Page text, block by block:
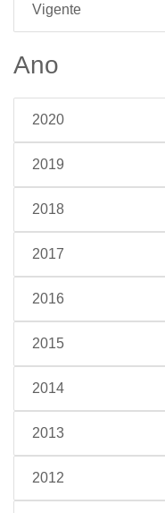
Vigente
Ano
2020
2019
2018
2017
2016
2015
2014
2013
2012